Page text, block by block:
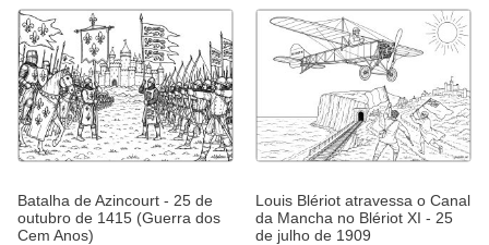
Batalha de Azincourt - 25 de
outubro de 1415 (Guerra dos
Cem Anos)
Louis Blériot atravessa o Canal
da Mancha no Blériot XI - 25
de julho de 1909